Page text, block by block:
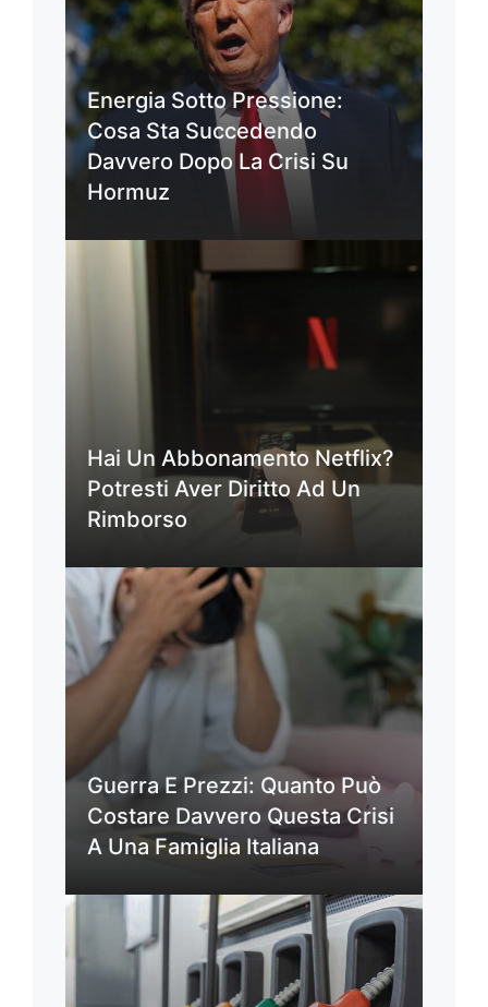
Energia Sotto Pressione:
Cosa Sta Succedendo
Davvero Dopo La Crisi Su
Hormuz
Hai Un Abbonamento Netflix?
Potresti Aver Diritto Ad Un
Rimborso
Guerra E Prezzi: Quanto Può
Costare Davvero Questa Crisi
A Una Famiglia Italiana